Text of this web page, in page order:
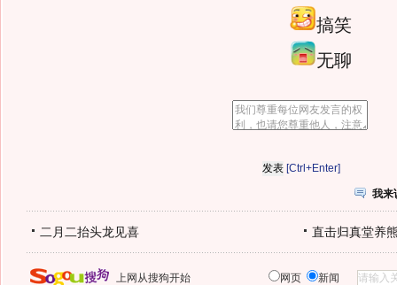
搞笑
无聊
[Ctrl+Enter]
我来
二月二抬头龙见喜 直击归真堂养
上网从搜狗开始 网页 新闻